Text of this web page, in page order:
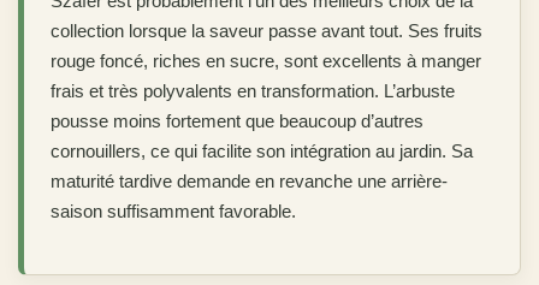
collection lorsque la saveur passe avant tout. Ses fruits
rouge foncé, riches en sucre, sont excellents à manger
frais et très polyvalents en transformation. L’arbuste
pousse moins fortement que beaucoup d’autres
cornouillers, ce qui facilite son intégration au jardin. Sa
maturité tardive demande en revanche une arrière-
saison suffisamment favorable.